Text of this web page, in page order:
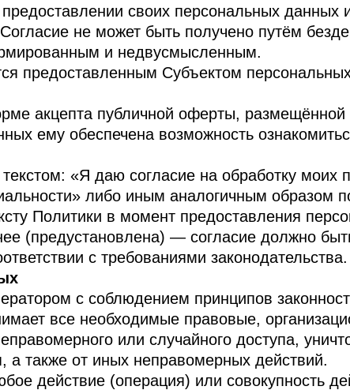
своих персональных данных
не может быть получено путём
и недвусмысленным.
предоставленным Субъектом
акцепта публичной оферты,
ему обеспечена возможность
«Я даю согласие на обработку моих
либо иным аналогичным образом
Политики в момент предоставления
(предустановлена) — согласие должно
с требованиями законодательства.
с соблюдением принципов
все необходимые правовые,
или случайного доступа,
а также от иных неправомерных действий.
действие (операция) или совокупность